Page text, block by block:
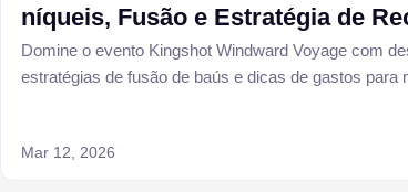
níqueis, Fusão e Estratégia de
Domine o evento Kingshot Windward Voyage com
estratégias de fusão de baús e dicas de gastos
Mar 12, 2026